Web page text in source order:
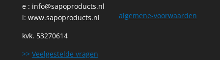
e : info@sapoproducts.nl
i: www.sapoproducts.nl
kvk. 53270614
>> Veelgestelde vragen
algemene-voorwaarden